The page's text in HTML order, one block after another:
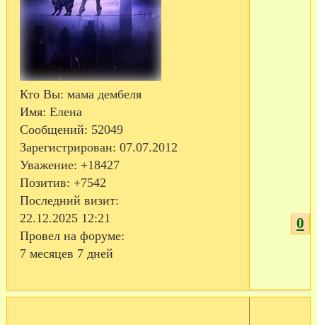
Кто Вы: мама дембеля
Имя: Елена
Сообщений: 52049
Зарегистрирован: 07.07.2012
Уважение: +18427
Позитив: +7542
Последний визит:
22.12.2025 12:21
Провел на форуме:
7 месяцев 7 дней
0